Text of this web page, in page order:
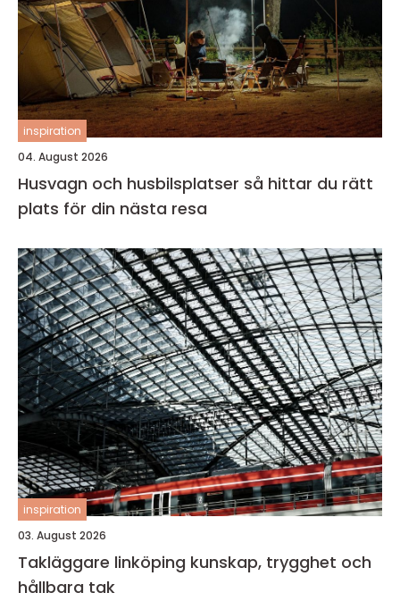
inspiration
04. August 2026
Husvagn och husbilsplatser så hittar du rätt
plats för din nästa resa
inspiration
03. August 2026
Takläggare linköping kunskap, trygghet och
hållbara tak